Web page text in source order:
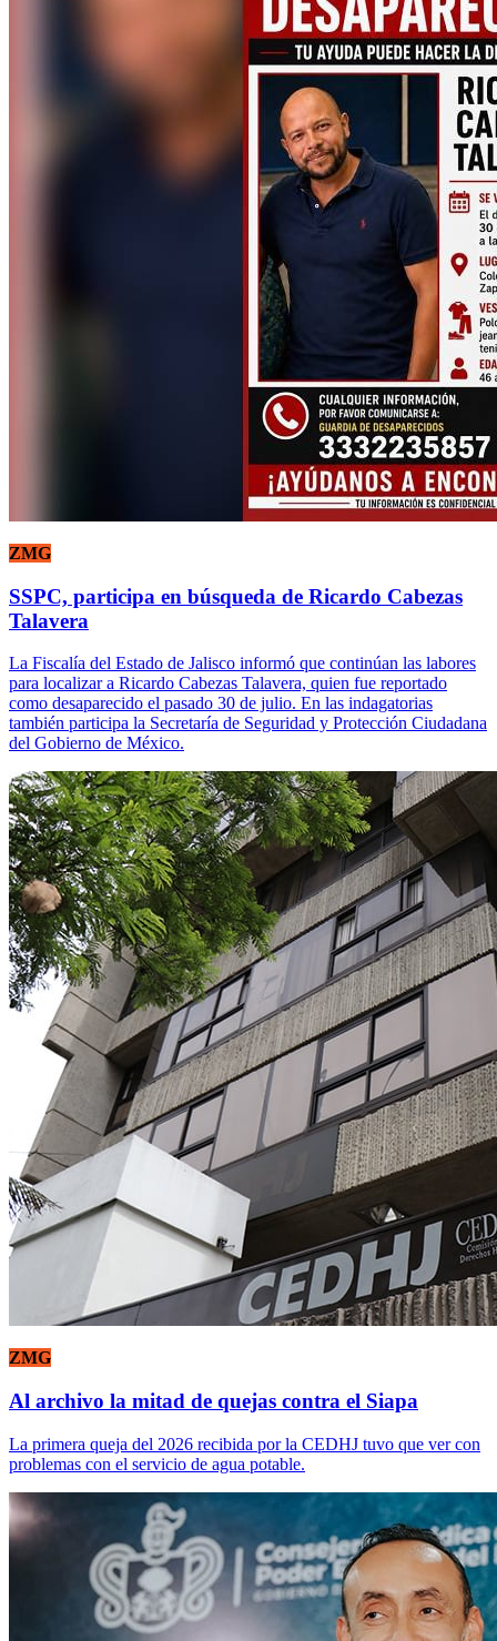
ZMG
SSPC, participa en búsqueda de Ricardo Cabezas
Talavera
La Fiscalía del Estado de Jalisco informó que continúan las labores
para localizar a Ricardo Cabezas Talavera, quien fue reportado
como desaparecido el pasado 30 de julio. En las indagatorias
también participa la Secretaría de Seguridad y Protección Ciudadana
del Gobierno de México.
ZMG
Al archivo la mitad de quejas contra el Siapa
La primera queja del 2026 recibida por la CEDHJ tuvo que ver con
problemas con el servicio de agua potable.